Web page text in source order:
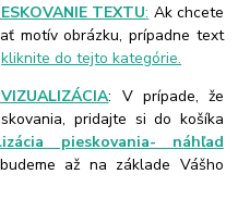
TEXTU: Ak chcete
motív obrázku, prípadne text
kliknite do tejto kategórie.
: V prípade, že
pridajte si do košíka
pieskovania- náhľad
až na základe Vášho